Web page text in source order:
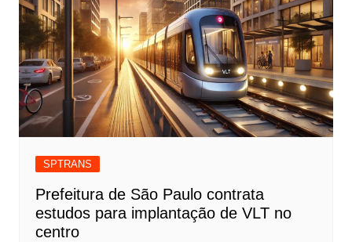
SPTRANS
Prefeitura de São Paulo contrata
estudos para implantação de VLT no
centro